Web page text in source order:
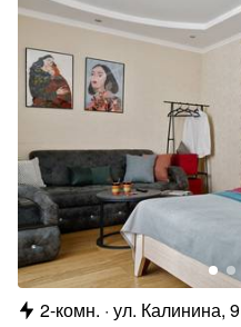
2-комн. ул. Калинина, 9